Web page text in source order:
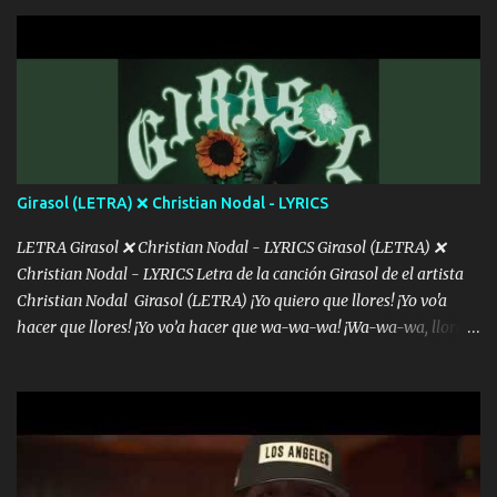
con la gente Dices "Latino Gang" pero pisas a to'a tu gente Pa’ dar
menos se prudente Hoy me sabe a mierda, traigo un Balvin en los
dientes Por falta de empatía le toca ser resiliente ¿Acaso eres
consciente de los followers que mueves? Parcerito, abre los ojos y
ve el poder que tienes Otro chiste malo son los nombres de tus
álbum's "José, vibras colores con la energía del diablo " ¿Si ...
Girasol (LETRA) ❌ Christian Nodal - LYRICS
LETRA Girasol ❌ Christian Nodal - LYRICS Girasol (LETRA) ❌
Christian Nodal - LYRICS Letra de la canción Girasol de el artista
Christian Nodal Girasol (LETRA) ¡Yo quiero que llores! ¡Yo vo'a
hacer que llores! ¡Yo vo’a hacer que wa-wa-wa! ¡Wa-wa-wa, llores!
intentas rimar Pobre payaso que usa a todo el mundo pa' conectar
con la gente Dices "Latino Gang" pero pisas a to'a tu gente Pa’ dar
mensajes, m'ijo, hay quе ser coherentеs Si tú no eres artista, al